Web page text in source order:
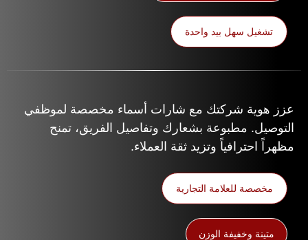
تشغيل سهل بيد واحدة
عزز هوية شركتك مع شارات أسماء مخصصة لموظفي
التوصيل. مطبوعة بشعارك وتفاصيل الفريق، تمنح
مظهراً احترافياً وتزيد ثقة العملاء.
مخصصة للعلامة التجارية
متينة وخفيفة الوزن